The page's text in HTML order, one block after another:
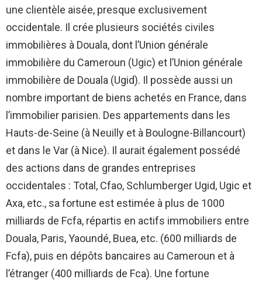
une clientèle aisée, presque exclusivement
occidentale. Il crée plusieurs sociétés civiles
immobilières à Douala, dont l’Union générale
immobilière du Cameroun (Ugic) et l’Union générale
immobilière de Douala (Ugid). Il possède aussi un
nombre important de biens achetés en France, dans
l’immobilier parisien. Des appartements dans les
Hauts-de-Seine (à Neuilly et à Boulogne-Billancourt)
et dans le Var (à Nice). Il aurait également possédé
des actions dans de grandes entreprises
occidentales : Total, Cfao, Schlumberger Ugid, Ugic et
Axa, etc., sa fortune est estimée à plus de 1000
milliards de Fcfa, répartis en actifs immobiliers entre
Douala, Paris, Yaoundé, Buea, etc. (600 milliards de
Fcfa), puis en dépôts bancaires au Cameroun et à
l’étranger (400 milliards de Fca). Une fortune